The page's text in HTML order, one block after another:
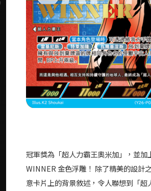
冠軍獎為「超人力霸王奧米加」，並加
WINNER 金色浮雕！ 除了精美的設計
意卡片上的背景敘述，令人聯想到「超